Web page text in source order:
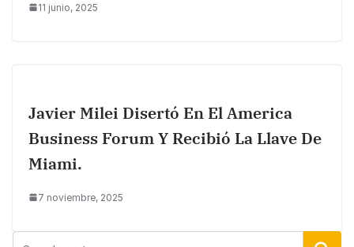
11 junio, 2025
Javier Milei Disertó En El America
Business Forum Y Recibió La Llave De
Miami.
7 noviembre, 2025